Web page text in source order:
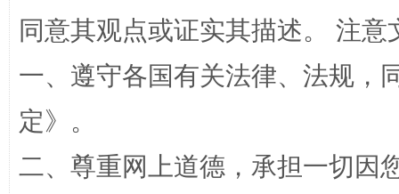
同意其观点或证实其描述。 注
一、遵守各国有关法律、法规，
定》。
二、尊重网上道德，承担一切因